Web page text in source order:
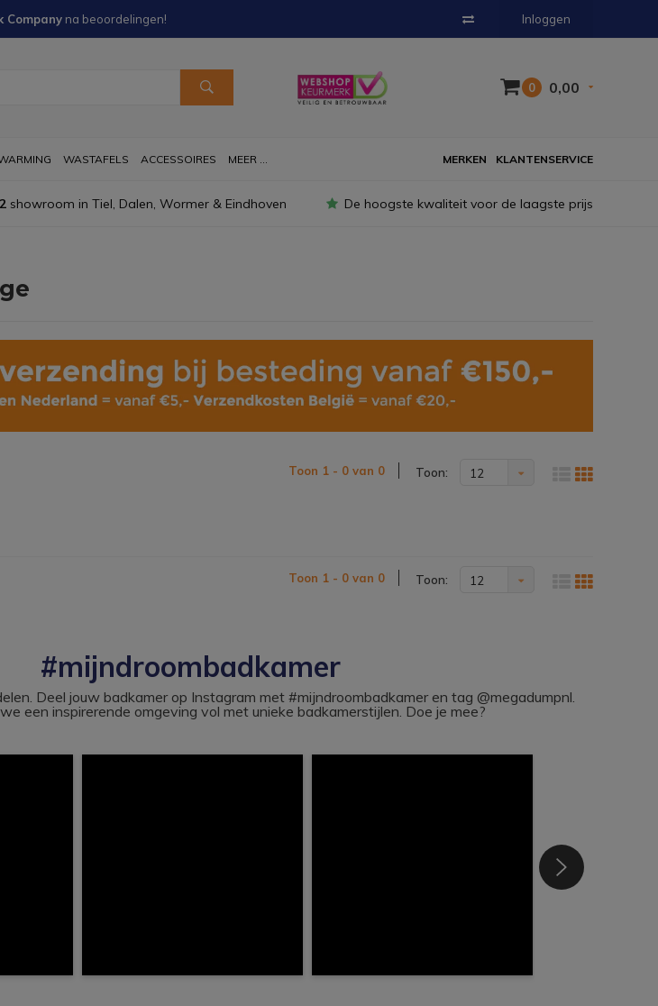
Company na beoordelingen! Inloggen
0 0,00
WASTAFELS ACCESSOIRES MEER ... KLANTENSERVICE
MERKEN
showroom in Tiel, Dalen, Wormer & Eindhoven De hoogste kwaliteit voor de laagste prijs
Toon 1 - 0 van 0 Toon: 12
Toon 1 - 0 van 0 Toon: 12
#mijndroombadkamer
Deel jouw badkamer op Instagram met #mijndroombadkamer en tag @megadumpnl.
een inspirerende omgeving vol met unieke badkamerstijlen. Doe je mee?